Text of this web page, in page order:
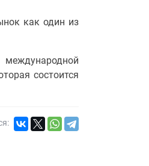
как один из
состоится